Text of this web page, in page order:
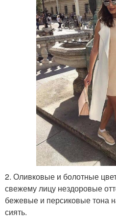
2. Оливковые и болотные
свежему лицу нездоровые
бежевые и персиковые тона
сиять.